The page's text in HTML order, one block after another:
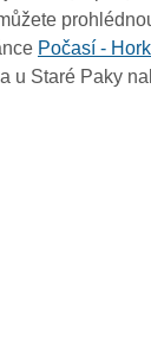
Počasí -
u Staré Paky